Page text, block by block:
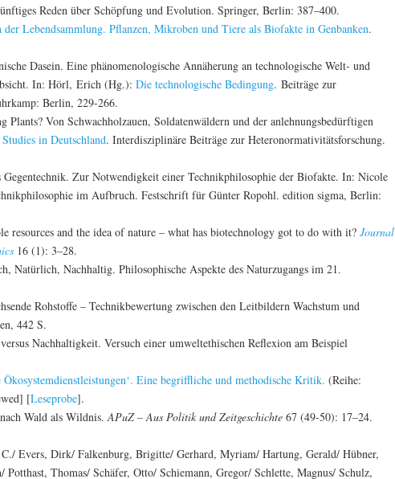
Reden über Schöpfung und Evolution. Springer, Berlin: 387–400.
der Lebendsammlung. Pflanzen, Mikroben und Tiere als Biofakte in Genbanken.
Dasein. Eine phänomenologische Annäherung an technologische Welt- und
In: Hörl, Erich (Hg.): Die technologische Bedingung. Beiträge zur
Berlin, 229-266.
Von Schwachholzauen, Soldatenwäldern und der anlehnungsbedürftigen
in Deutschland. Interdisziplinäre Beiträge zur Heteronormativitätsforschung.
Zur Notwendigkeit einer Technikphilosophie der Biofakte. In: Nicole
im Aufbruch. Festschrift für Günter Ropohl. edition sigma, Berlin:
resources and the idea of nature – what has biotechnology got to do with it? Journal
16 (1): 3–28.
Natürlich, Nachhaltig. Philosophische Aspekte des Naturzugangs im 21.
Rohstoffe – Technikbewertung zwischen den Leitbildern Wachstum und
442 S.
Nachhaltigkeit. Versuch einer umweltethischen Reflexion am Beispiel
Eine begriffliche und methodische Kritik. (Reihe:
[Leseprobe].
Wald als Wildnis. APuZ – Aus Politik und Zeitgeschichte 67 (49-50): 17–24.
Evers, Dirk/ Falkenburg, Brigitte/ Gerhard, Myriam/ Hartung, Gerald/ Hübner,
Thomas/ Schäfer, Otto/ Schiemann, Gregor/ Schlette, Magnus/ Schulz,